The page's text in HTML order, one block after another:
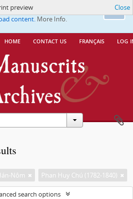
Ok
to enhance your ability to
content. More Info.
home contact us français log
preview Close
Nôm Phan Huy Chú (1782-1840)
search options